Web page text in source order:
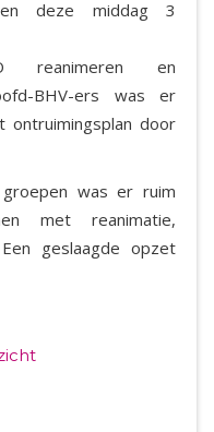
deze middag 3
reanimeren en
BHV-ers was er
ontruimingsplan door
was er ruim
met reanimatie,
geslaagde opzet